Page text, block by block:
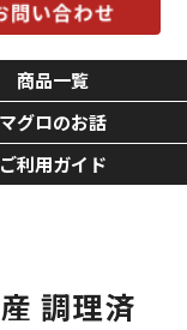
商品一覧
マグロのお話
ご利用ガイド
調理済